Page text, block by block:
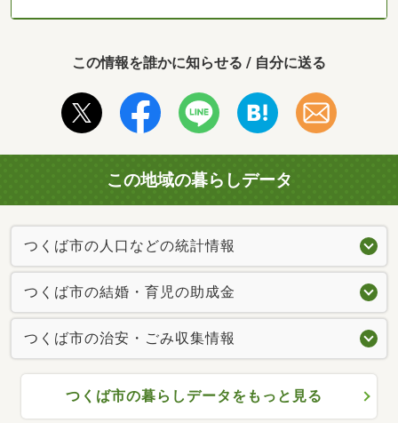
この情報を誰かに知らせる / 自分に送る
この地域の暮らしデータ
つくば市の人口などの統計情報
つくば市の結婚・育児の助成金
つくば市の治安・ごみ収集情報
つくば市の暮らしデータをもっと見る